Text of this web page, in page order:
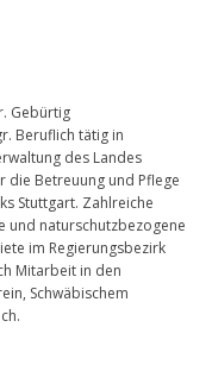
Gebürtig
Beruflich tätig in
des Landes
die Betreuung und Pflege
Stuttgart. Zahlreiche
und naturschutzbezogene
im Regierungsbezirk
Mitarbeit in den
Schwäbischem